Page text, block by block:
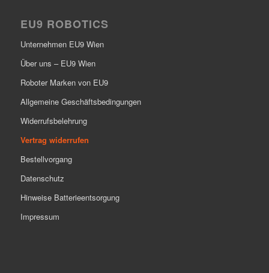
EU9 ROBOTICS
Unternehmen EU9 Wien
Über uns – EU9 Wien
Roboter Marken von EU9
Allgemeine Geschäftsbedingungen
Widerrufsbelehrung
Vertrag widerrufen
Bestellvorgang
Datenschutz
Hinweise Batterieentsorgung
Impressum